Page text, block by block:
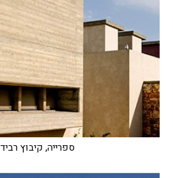
ספרייה, קיבוץ רביד